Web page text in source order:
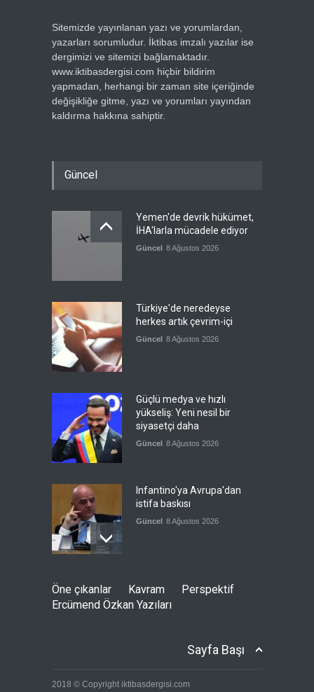
Sitemizde yayınlanan yazı ve yorumlardan,
yazarları sorumludur. İktibas imzalı yazılar ise
dergimizi ve sitemizi bağlamaktadır.
www.iktibasdergisi.com hiçbir bildirim
yapmadan, herhangi bir zaman site içeriğinde
değişikliğe gitme, yazı ve yorumları yayından
kaldırma hakkına sahiptir.
Güncel
Yemen'de devrik hükümet,
İHA'larla mücadele ediyor
Güncel 8 Ağustos 2026
Türkiye'de neredeyse
herkes artık çevrim-içi
Güncel 8 Ağustos 2026
Güçlü medya ve hızlı
yükseliş: Yeni nesil bir
siyasetçi daha
Güncel 8 Ağustos 2026
Infantino'ya Avrupa'dan
istifa baskısı
Güncel 8 Ağustos 2026
Kolombiya, solcu Petro'nun
yerine aşırı sağcı Espriella'yı
getirdi
Mekke Anlaşmasını övdü
Öne çıkanlar Kavram
Perspektif
Ercümend Özkan Yazıları
Sayfa Başı
2018 © Copyright iktibasdergisi.com